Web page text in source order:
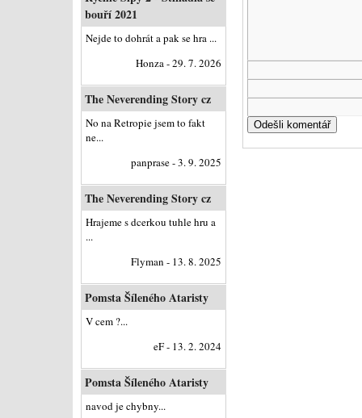
bouří 2021
Nejde to dohrát a pak se hra ...
Honza - 29. 7. 2026
The Neverending Story cz
No na Retropie jsem to fakt
ne...
panprase - 3. 9. 2025
The Neverending Story cz
Hrajeme s dcerkou tuhle hru a
...
Flyman - 13. 8. 2025
Pomsta Šíleného Ataristy
V cem ?...
eF - 13. 2. 2024
Pomsta Šíleného Ataristy
navod je chybny...